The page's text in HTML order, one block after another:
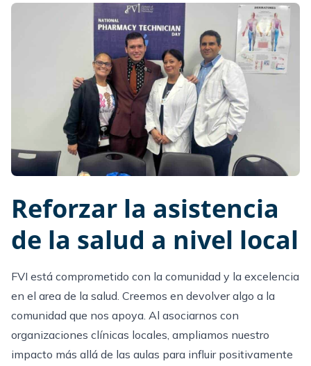
Reforzar la asistencia
de la salud a nivel local
FVI está comprometido con la comunidad y la excelencia
en el area de la salud. Creemos en devolver algo a la
comunidad que nos apoya. Al asociarnos con
organizaciones clínicas locales, ampliamos nuestro
impacto más allá de las aulas para influir positivamente